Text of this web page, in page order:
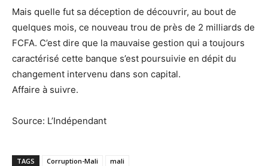
Mais quelle fut sa déception de découvrir, au bout de
quelques mois, ce nouveau trou de près de 2 milliards de
FCFA. C’est dire que la mauvaise gestion qui a toujours
caractérisé cette banque s’est poursuivie en dépit du
changement intervenu dans son capital.
Affaire à suivre.
Source: L’Indépendant
TAGS Corruption-Mali mali